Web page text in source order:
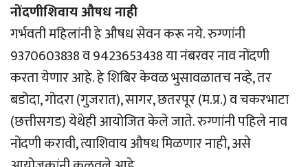
नोंदणीशिवाय औषध नाही
गर्भवती महिलांनी हे औषध सेवन करू नये. रुग्णांनी
9370603838 व 9423653438 या नंबरवर नाव नोंदणी
करता येणार आहे. हे शिबिर केवळ भुसावळातच नव्हे, तर
बडोदा, गोदरा (गुजरात), सागर, छतरपूर (म.प्र.) व चकरभाटा
(छत्तीसगड) येथेही आयोजित केले जाते. रुग्णांनी पहिले नाव
नोंदणी करावी, त्याशिवाय औषध मिळणार नाही, असे